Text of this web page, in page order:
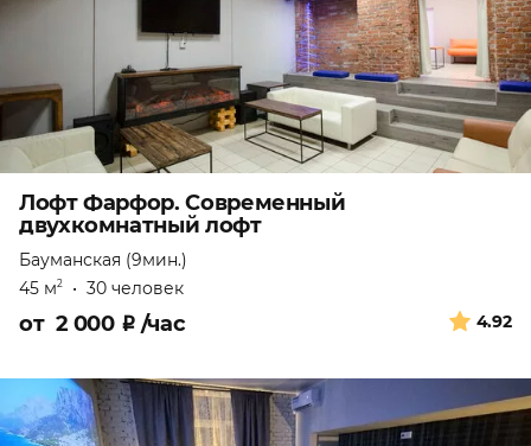
Лофт Фарфор. Современный
двухкомнатный лофт
Бауманская (9мин.)
45 м2 • 30 человек
4.92
от 2 000 ₽ /час